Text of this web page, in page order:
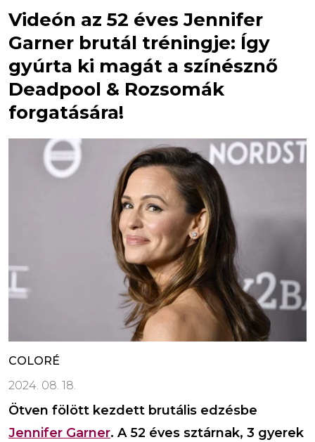
Videón az 52 éves Jennifer
Garner brutál tréningje: Így
gyúrta ki magát a színésznő
Deadpool & Rozsomák
forgatására!
COLORÉ
2024. 08. 18.
Ötven fölött kezdett brutális edzésbe
Jennifer Garner. A 52 éves sztárnak, 3 gyerek